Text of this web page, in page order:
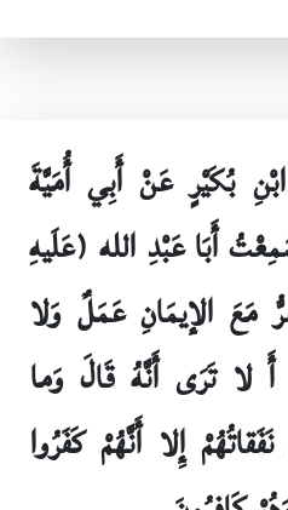
بُكَيْرٍ عَنْ أَبِي أُمَيَّةَ
أَبَا عَبْدِ الله (عَلَيهِ
مَعَ الإيمَانِ عَمَلٌ وَلا
لا تَرَى أَنَّهُ قَالَ وَما
إِلا أَنَّهُمْ كَفَرُوا